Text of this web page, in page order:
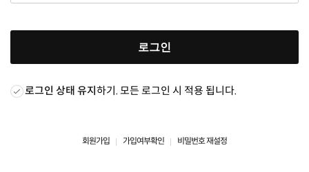
로그인
로그인 상태 유지하기. 모든 로그인 시 적용 됩니다.
회원가입 가입여부확인 비밀번호 재설정